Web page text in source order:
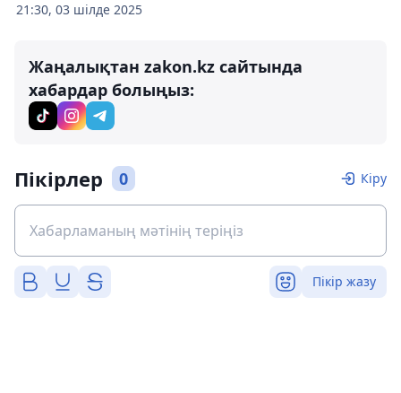
21:30, 03 шілде 2025
Жаңалықтан zakon.kz сайтында
хабардар болыңыз:
Пікірлер 0 Кіру
Пікір жазу